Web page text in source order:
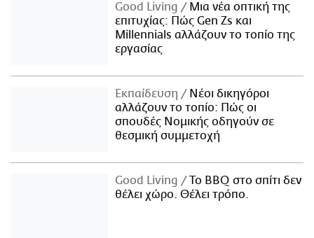
Good Living
Μια νέα οπτική της
επιτυχίας: Πώς Gen Zs και
Millennials αλλάζουν το τοπίο της
εργασίας
Εκπαίδευση
Νέοι δικηγόροι
αλλάζουν το τοπίο: Πώς οι
σπουδές Νομικής οδηγούν σε
θεσμική συμμετοχή
Good Living
Το BBQ στο σπίτι δεν
θέλει χώρο. Θέλει τρόπο.